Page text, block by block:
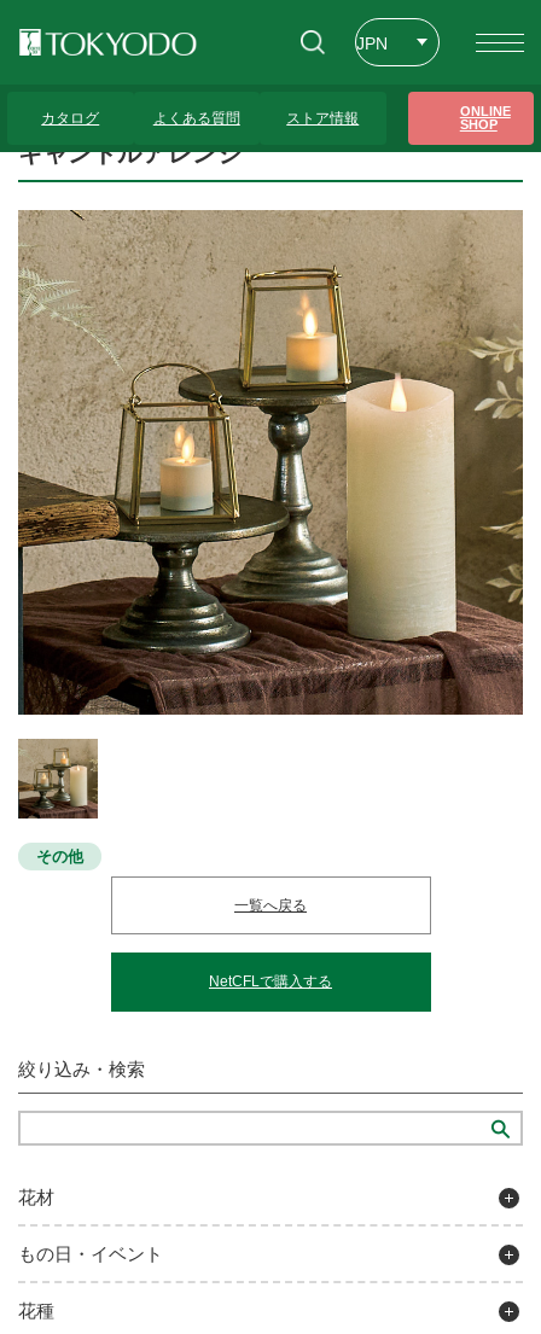
JPN
カタログ よくある質問 ストア情報
ONLINE
SHOP
キャンドルアレンジ
キャンドルアレンジ
その他
一覧へ戻る
NetCFLで購入する
絞り込み・検索
花材
もの日・イベント
花種